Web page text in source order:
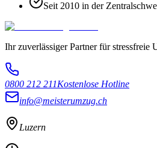
Seit 2010 in der
Ihr zuverlässiger Partner für stressfreie
0800 212 211Kostenlose Hotline
info@meisterumzug.ch
Luzern